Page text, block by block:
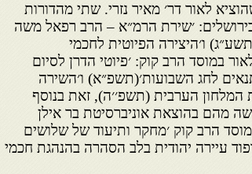
לאור דר׳ מאיר נזרי. שתי מהדורות
׳שירת הרמ״א – הרב רפאל משה
ו׳היצירה הפיוטית לחכמי
במוסד הרב קוק: ׳פיוטי הדרן לסיום
לחג השבועות׳(תשפ״א) ו׳השירה
המלחון הערבית (תשפ׳׳ה), זאת בנוסף
מהם בהוצאת אוניברסיטת בר אילן
הרב קוק ׳מחקר ותיעוד של שלושים
עיירה יהודית בלב הסהרה בהנהגת חכמי